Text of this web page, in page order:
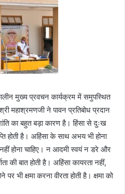
मुख्य प्रवचन कार्यक्रम में समुपस्थित
महाश्रमणजी ने पावन प्रतिबोध प्रदान
का बहुत बड़ा कारण है। हिंसा से दुःख
होती है। अहिंसा के साथ अभय भी होना
होना चाहिए। न आदमी स्वयं न डरे और
की बात होती है। अहिंसा कायरता नहीं,
पर भी क्षमा करना वीरता होती है। क्षमा को